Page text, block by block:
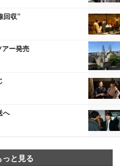
回収”
アー発売
へ
っと見る